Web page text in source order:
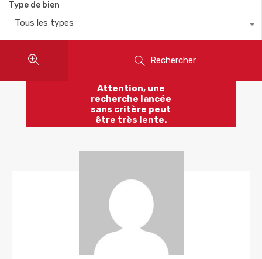
Type de bien
Tous les types
Rechercher
Attention, une
recherche lancée
sans critère peut
être très lente.